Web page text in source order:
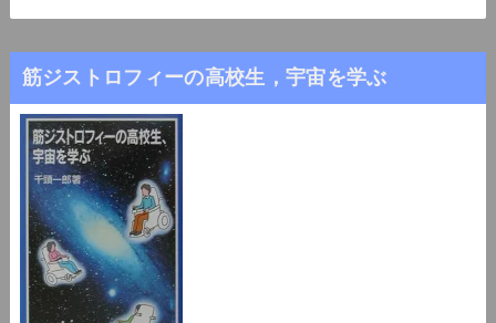
筋ジストロフィーの高校生，宇宙を学ぶ